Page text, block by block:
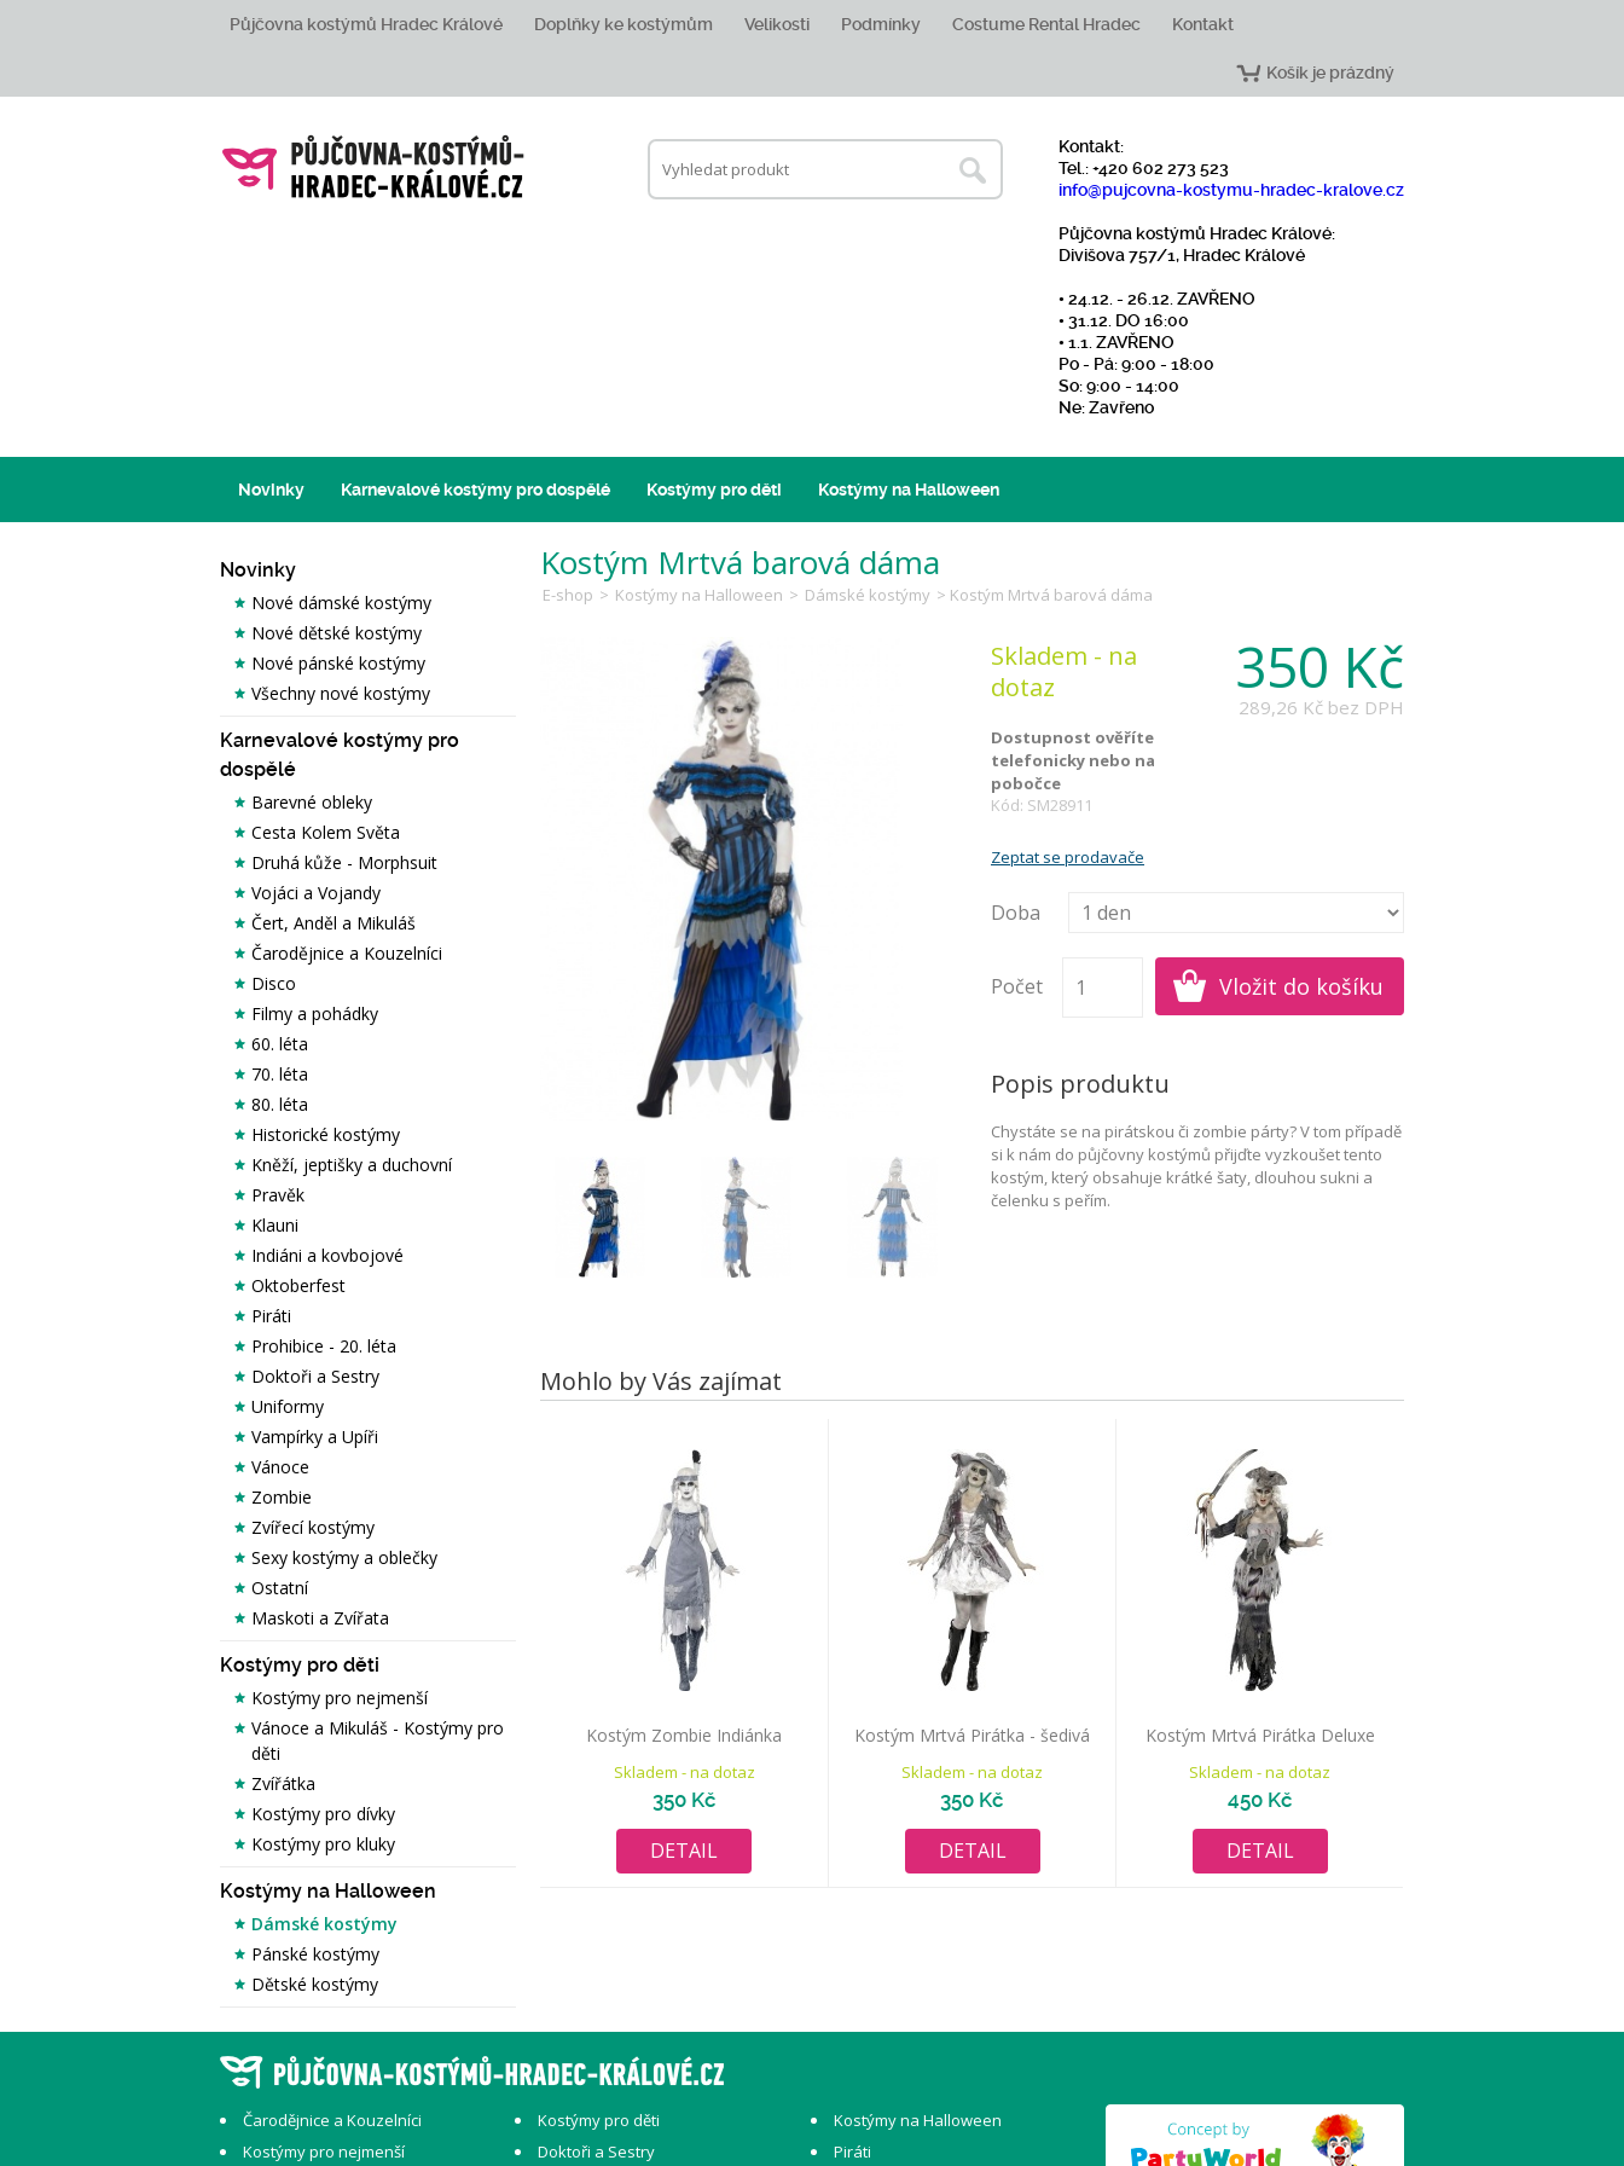
Půjčovna kostýmů Hradec Králové Doplňky ke kostýmům Velikosti Podmínky Costume Rental Hradec Kontakt
Košík je prázdný
Kontakt:
Tel.: +420 602 273 523
info@pujcovna-kostymu-hradec-kralove.cz
Půjčovna kostýmů Hradec Králové:
Divišova 757/1, Hradec Králové
• 24.12. - 26.12. ZAVŘENO
• 31.12. DO 16:00
• 1.1. ZAVŘENO
Po - Pá: 9:00 - 18:00
So: 9:00 - 14:00
Ne: Zavřeno
Novinky Karnevalové kostýmy pro dospělé Kostýmy pro děti Kostýmy na Halloween
Novinky
Nové dámské kostýmy
Nové dětské kostýmy
Nové pánské kostýmy
Všechny nové kostýmy
Karnevalové kostýmy pro
dospělé
Barevné obleky
Cesta Kolem Světa
Druhá kůže - Morphsuit
Vojáci a Vojandy
Čert, Anděl a Mikuláš
Čarodějnice a Kouzelníci
Disco
Filmy a pohádky
60. léta
70. léta
80. léta
Historické kostýmy
Kněží, jeptišky a duchovní
Pravěk
Klauni
Indiáni a kovbojové
Oktoberfest
Piráti
Prohibice - 20. léta
Doktoři a Sestry
Uniformy
Vampírky a Upíři
Vánoce
Zombie
Zvířecí kostýmy
Sexy kostýmy a oblečky
Ostatní
Maskoti a Zvířata
Kostýmy pro děti
Kostýmy pro nejmenší
Vánoce a Mikuláš - Kostýmy pro
děti
Zvířátka
Kostýmy pro dívky
Kostýmy pro kluky
Kostýmy na Halloween
Dámské kostýmy
Pánské kostýmy
Dětské kostýmy
Kostým Mrtvá barová dáma
E-shop > Kostýmy na Halloween > Dámské kostýmy > Kostým Mrtvá barová dáma
350 Kč
289,26 Kč bez DPH
Skladem - na
dotaz
Dostupnost ověříte
telefonicky nebo na
pobočce
Kód: SM28911
Zeptat se prodavače
Doba
Počet
Popis produktu
Chystáte se na pirátskou či zombie párty? V tom případě
si k nám do půjčovny kostýmů přijďte vyzkoušet tento
kostým, který obsahuje krátké šaty, dlouhou sukni a
čelenku s peřím.
Mohlo by Vás zajímat
Kostým Zombie Indiánka
Skladem - na dotaz
350 Kč
DETAIL
Kostým Mrtvá Pirátka - šedivá
Skladem - na dotaz
350 Kč
DETAIL
Kostým Mrtvá Pirátka Deluxe
Skladem - na dotaz
450 Kč
DETAIL
Čarodějnice a Kouzelníci Kostýmy pro děti
Kostýmy na Halloween
Kostýmy pro nejmenší
Doktoři a Sestry Piráti